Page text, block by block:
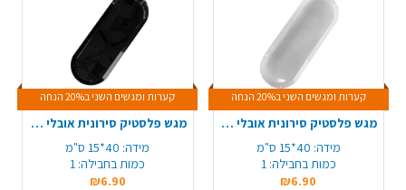
קערות ומגשים השני ב20% הנחה
מגש פלסטיק סירונית אובלי 40*15 ס"מ - לבן
מידה: 40*15 ס"מ
כמות בחבילה: 1
₪6.90
קערות ומגשים השני ב20% הנחה
מגש פלסטיק סירונית אובלי 40*15 ס"מ - שחור
מידה: 40*15 ס"מ
כמות בחבילה: 1
₪6.90